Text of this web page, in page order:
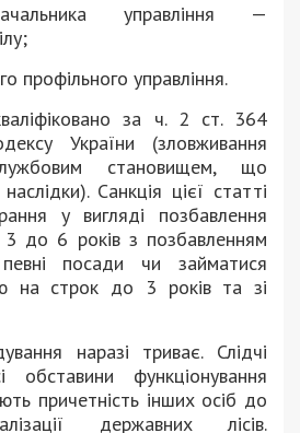
управління —
профільного управління.
за ч. 2 ст. 364
України (зловживання
становищем, що
Санкція цієї статті
у вигляді позбавлення
3 до 6 років з позбавленням
посади чи займатися
на строк до 3 років та зі
наразі триває. Слідчі
обставини функціонування
причетність інших осіб до
державних лісів.